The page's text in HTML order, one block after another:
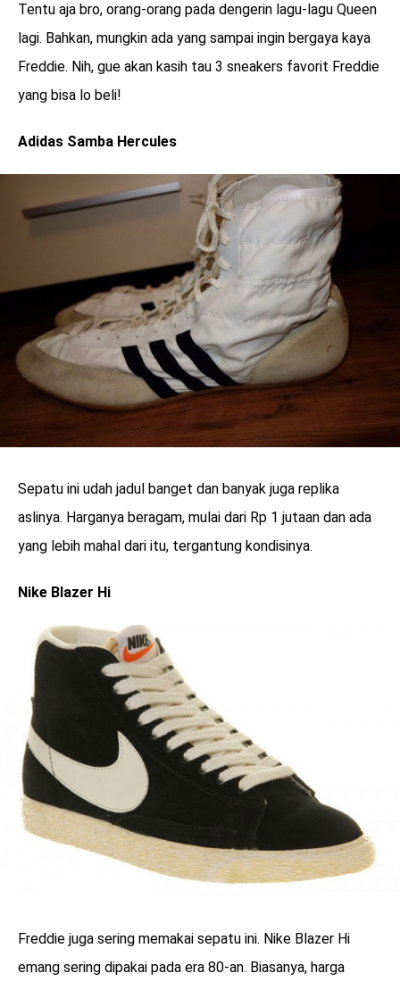
Tentu aja bro, orang-orang pada dengerin lagu-lagu Queen
lagi. Bahkan, mungkin ada yang sampai ingin bergaya kaya
Freddie. Nih, gue akan kasih tau 3 sneakers favorit Freddie
yang bisa lo beli!
Adidas Samba Hercules
Sepatu ini udah jadul banget dan banyak juga replika
aslinya. Harganya beragam, mulai dari Rp 1 jutaan dan ada
yang lebih mahal dari itu, tergantung kondisinya.
Nike Blazer Hi
Freddie juga sering memakai sepatu ini. Nike Blazer Hi
emang sering dipakai pada era 80-an. Biasanya, harga